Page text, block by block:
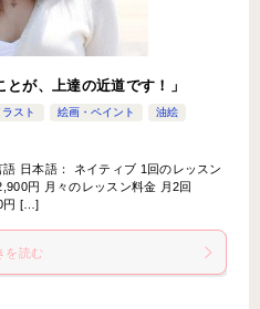
が、上達の近道です！」
ラスト 絵画・ペイント
油絵
日本語： ネイティブ 1回のレッスン
円 月々のレッスン料金 月2回
円 […]
を読む